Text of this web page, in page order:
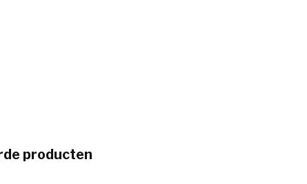
producten